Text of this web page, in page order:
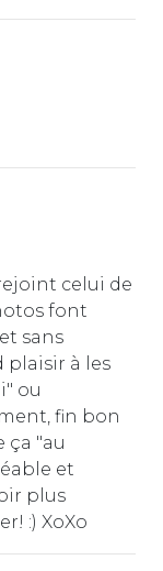
celui de
font
sans
plaisir à les
ou
fin bon
ça "au
et
plus
:) XoXo